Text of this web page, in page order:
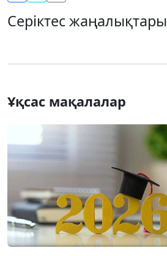
Серіктес жаңалықтары
Ұқсас мақалалар